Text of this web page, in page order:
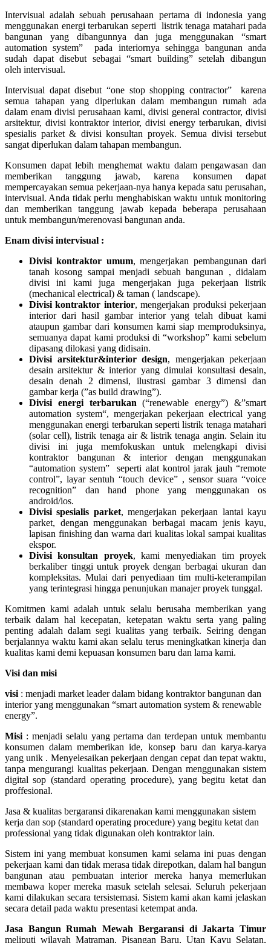
Intervisual adalah sebuah perusahaan pertama di indonesia yang
menggunakan energi terbarukan seperti listrik tenaga matahari pada
bangunan yang dibangunnya dan juga menggunakan “smart
automation system” pada interiornya sehingga bangunan anda
sudah dapat disebut sebagai “smart building” setelah dibangun
oleh intervisual.
Intervisual dapat disebut “one stop shopping contractor” karena
semua tahapan yang diperlukan dalam membangun rumah ada
dalam enam divisi perusahaan kami, divisi general contractor, divisi
arsitektur, divisi kontraktor interior, divisi energy terbarukan, divisi
spesialis parket & divisi konsultan proyek. Semua divisi tersebut
sangat diperlukan dalam tahapan membangun.
Konsumen dapat lebih menghemat waktu dalam pengawasan dan
memberikan tanggung jawab, karena konsumen dapat
mempercayakan semua pekerjaan-nya hanya kepada satu perusahan,
intervisual. Anda tidak perlu menghabiskan waktu untuk monitoring
dan memberikan tanggung jawab kepada beberapa perusahaan
untuk membangun/merenovasi bangunan anda.
Enam divisi intervisual :
Divisi kontraktor umum, mengerjakan pembangunan dari
tanah kosong sampai menjadi sebuah bangunan , didalam
divisi ini kami juga mengerjakan juga pekerjaan listrik
(mechanical electrical) & taman ( landscape).
Divisi kontraktor interior, mengerjakan produksi pekerjaan
interior dari hasil gambar interior yang telah dibuat kami
ataupun gambar dari konsumen kami siap memproduksinya,
semuanya dapat kami produksi di “workshop” kami sebelum
dipasang dilokasi yang didisain.
Divisi arsitektur&interior design, mengerjakan pekerjaan
desain arsitektur & interior yang dimulai konsultasi desain,
desain denah 2 dimensi, ilustrasi gambar 3 dimensi dan
gambar kerja (”as build drawing”).
Divisi energi terbarukan (“renewable energy”) &”smart
automation system“, mengerjakan pekerjaan electrical yang
menggunakan energi terbarukan seperti listrik tenaga matahari
(solar cell), listrik tenaga air & listrik tenaga angin. Selain itu
divisi ini juga memfokuskan untuk melengkapi divisi
kontraktor bangunan & interior dengan menggunakan
“automation system” seperti alat kontrol jarak jauh “remote
control”, layar sentuh “touch device” , sensor suara “voice
recognition” dan hand phone yang menggunakan os
android/ios.
Divisi spesialis parket, mengerjakan pekerjaan lantai kayu
parket, dengan menggunakan berbagai macam jenis kayu,
lapisan finishing dan warna dari kualitas lokal sampai kualitas
ekspor.
Divisi konsultan proyek, kami menyediakan tim proyek
berkaliber tinggi untuk proyek dengan berbagai ukuran dan
kompleksitas. Mulai dari penyediaan tim multi-keterampilan
yang terintegrasi hingga penunjukan manajer proyek tunggal.
Komitmen kami adalah untuk selalu berusaha memberikan yang
terbaik dalam hal kecepatan, ketepatan waktu serta yang paling
penting adalah dalam segi kualitas yang terbaik. Seiring dengan
berjalannya waktu kami akan selalu terus meningkatkan kinerja dan
kualitas kami demi kepuasan konsumen baru dan lama kami.
Visi dan misi
visi : menjadi market leader dalam bidang kontraktor bangunan dan
interior yang menggunakan “smart automation system & renewable
energy”.
Misi : menjadi selalu yang pertama dan terdepan untuk membantu
konsumen dalam memberikan ide, konsep baru dan karya-karya
yang unik . Menyelesaikan pekerjaan dengan cepat dan tepat waktu,
tanpa mengurangi kualitas pekerjaan. Dengan menggunakan sistem
digital sop (standard operating procedure), yang begitu ketat dan
proffesional.
Jasa & kualitas bergaransi dikarenakan kami menggunakan sistem
kerja dan sop (standard operating procedure) yang begitu ketat dan
professional yang tidak digunakan oleh kontraktor lain.
Sistem ini yang membuat konsumen kami selama ini puas dengan
pekerjaan kami dan tidak merasa tidak direpotkan, dalam hal bangun
bangunan atau pembuatan interior mereka hanya memerlukan
membawa koper mereka masuk setelah selesai. Seluruh pekerjaan
kami dilakukan secara tersistemasi. Sistem kami akan kami jelaskan
secara detail pada waktu presentasi ketempat anda.
Jasa Bangun Rumah Mewah Bergaransi di Jakarta Timur
meliputi wilayah Matraman, Pisangan Baru, Utan Kayu Selatan,